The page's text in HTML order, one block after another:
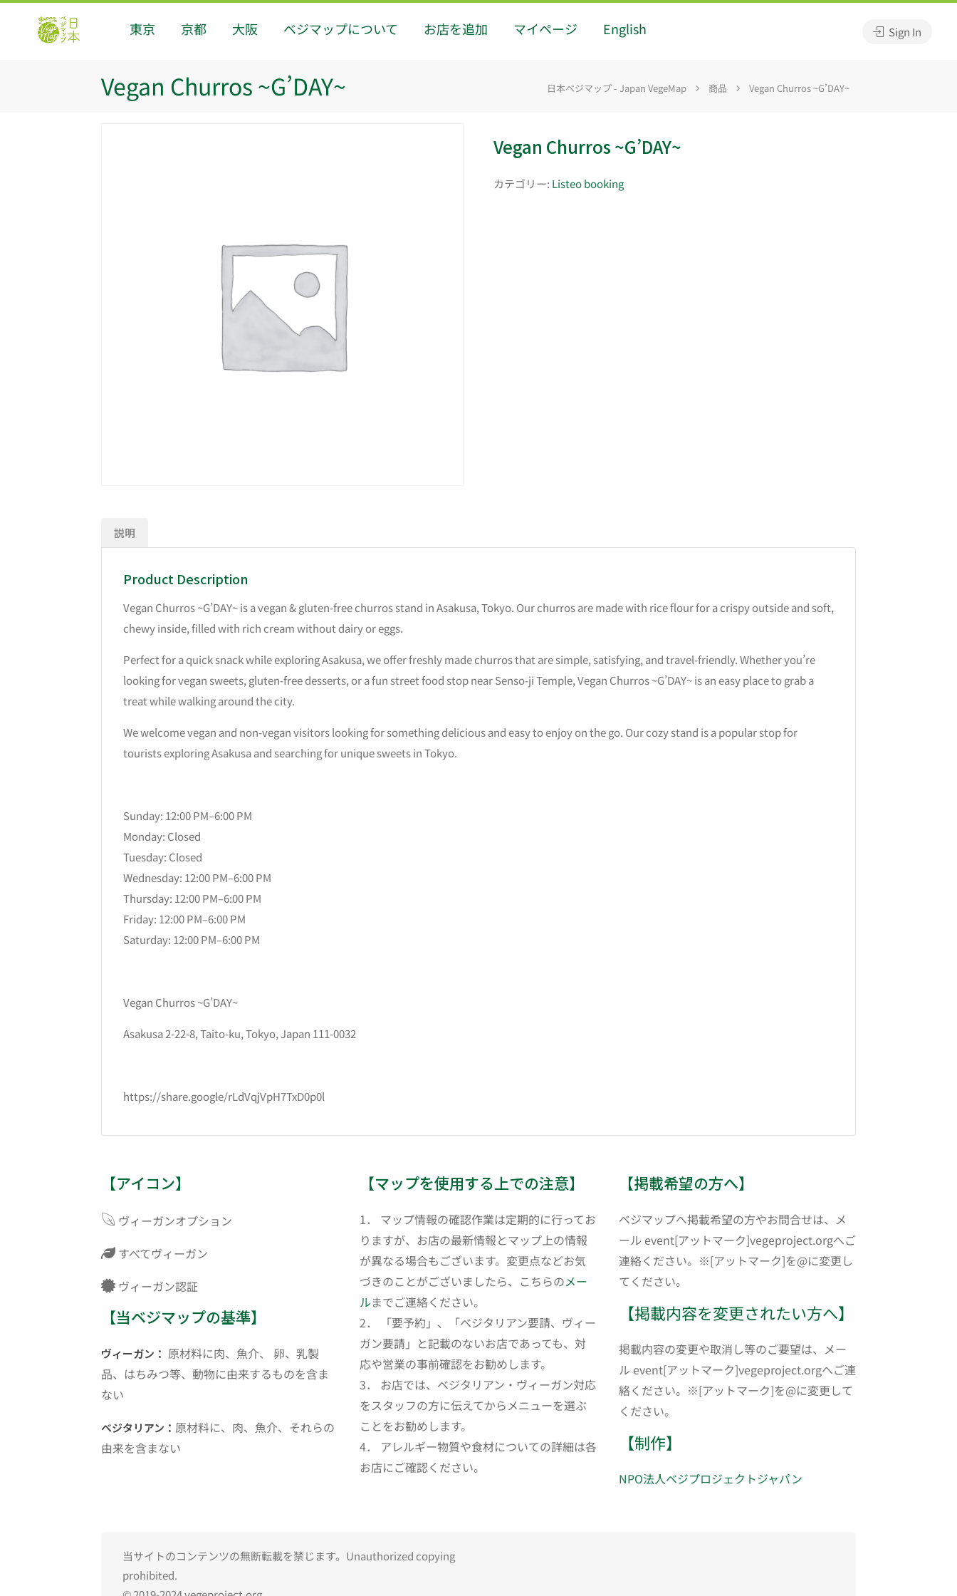
東京 京都 大阪 ベジマップについて お店を追加 マイページ English Sign In
Vegan Churros ~G’DAY~ 日本ベジマップ - Japan VegeMap 商品 Vegan Churros ~G’DAY~
Vegan Churros ~G’DAY~
カテゴリー: Listeo booking
説明
Product Description
Vegan Churros ~G’DAY~ is a vegan & gluten-free churros stand in Asakusa, Tokyo. Our churros are made with rice flour for a crispy outside and soft,
chewy inside, filled with rich cream without dairy or eggs.
Perfect for a quick snack while exploring Asakusa, we offer freshly made churros that are simple, satisfying, and travel-friendly. Whether you’re
looking for vegan sweets, gluten-free desserts, or a fun street food stop near Senso-ji Temple, Vegan Churros ~G’DAY~ is an easy place to grab a
treat while walking around the city.
We welcome vegan and non-vegan visitors looking for something delicious and easy to enjoy on the go. Our cozy stand is a popular stop for
tourists exploring Asakusa and searching for unique sweets in Tokyo.
Sunday: 12:00 PM–6:00 PM
Monday: Closed
Tuesday: Closed
Wednesday: 12:00 PM–6:00 PM
Thursday: 12:00 PM–6:00 PM
Friday: 12:00 PM–6:00 PM
Saturday: 12:00 PM–6:00 PM
Vegan Churros ~G’DAY~
Asakusa 2-22-8, Taito-ku, Tokyo, Japan 111-0032
https://share.google/rLdVqjVpH7TxD0p0l
【アイコン】
ヴィーガンオプション
すべてヴィーガン
ヴィーガン認証
【当ベジマップの基準】
ヴィーガン： 原材料に肉、魚介、 卵、乳製
品、はちみつ等、動物に由来するものを含ま
ない
ベジタリアン： 原材料に、肉、魚介、それらの
由来を含まない
【マップを使用する上での注意】
1． マップ情報の確認作業は定期的に行ってお
りますが、お店の最新情報とマップ上の情報
が異なる場合もございます。変更点などお気
づきのことがございましたら、こちらのメー
ルまでご連絡ください。
2． 「要予約」、「ベジタリアン要請、ヴィー
ガン要請」と記載のないお店であっても、対
応や営業の事前確認をお勧めします。
3． お店では、ベジタリアン・ヴィーガン対応
をスタッフの方に伝えてからメニューを選ぶ
ことをお勧めします。
4． アレルギー物質や食材についての詳細は各
お店にご確認ください。
【掲載希望の方へ】
ベジマップへ掲載希望の方やお問合せは、メ
ール event[アットマーク]vegeproject.orgへご
連絡ください。※[アットマーク]を@に変更し
てください。
【掲載内容を変更されたい方へ】
掲載内容の変更や取消し等のご要望は、メー
ル event[アットマーク]vegeproject.orgへご連
絡ください。※[アットマーク]を@に変更して
ください。
【制作】
NPO法人ベジプロジェクトジャパン
当サイトのコンテンツの無断転載を禁じます。Unauthorized copying
prohibited.